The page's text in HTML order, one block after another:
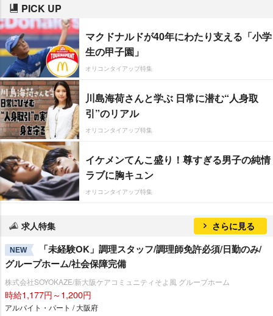
PICK UP
マクドナルドが40年にわたり支える「小学
生の甲子園」
オリコンタイアップ特集
川島海荷さんと学ぶ 日常に潜む“人身取
引”のリアル
オリコンタイアップ特集
イケメンてんこ盛り！尊すぎる男子の純情
ラブに胸キュン
オリコンタイアップ特集
求人特集 さらに見る
NEW
「未経験OK」調理スタッフ/調理師免許必須/日勤のみ/
グループホーム/社会保障完備
株式会社SOYOKAZE/新大阪ケアコミュニティそよ風 グループホーム
時給1,177円～1,200円
アルバイト・パート / 大阪府